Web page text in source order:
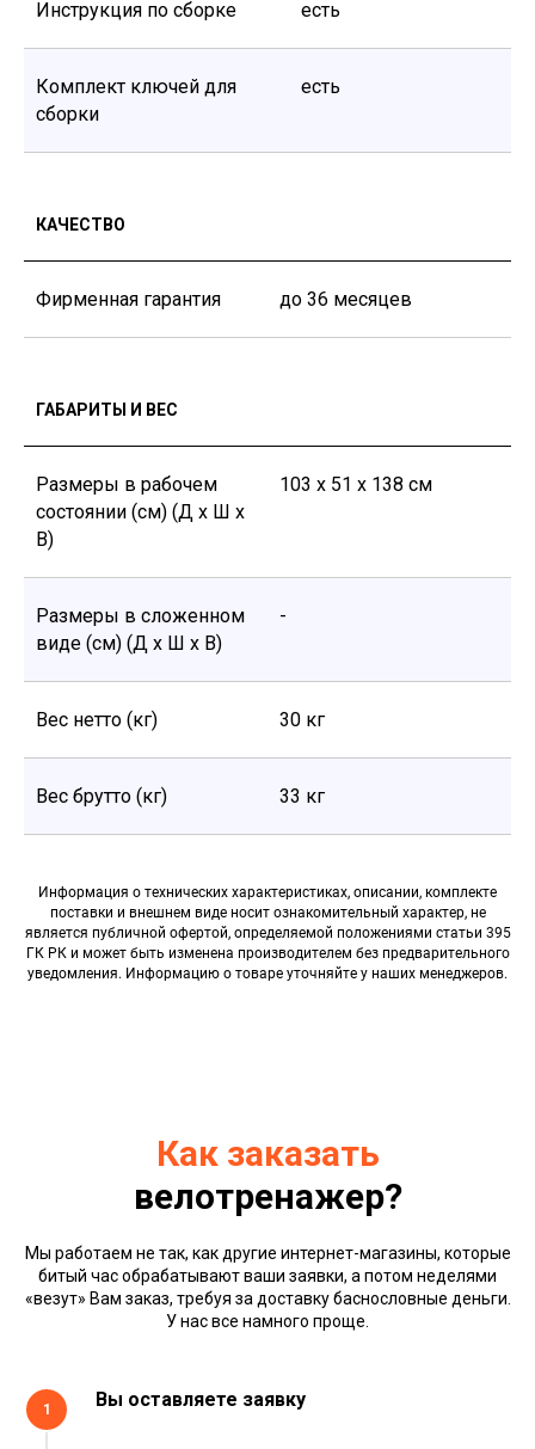
Инструкция по сборке есть
Комплект ключей для
сборки
есть
КАЧЕСТВО
Фирменная гарантия до 36 месяцев
ГАБАРИТЫ И ВЕС
Размеры в рабочем
состоянии (см) (Д х Ш х
В)
103 х 51 х 138 см
Размеры в сложенном
виде (см) (Д х Ш х В)
-
Вес нетто (кг) 30 кг
Вес брутто (кг) 33 кг
Информация о технических характеристиках, описании, комплекте
поставки и внешнем виде носит ознакомительный характер, не
является публичной офертой, определяемой положениями статьи 395
ГК РК и может быть изменена производителем без предварительного
уведомления. Информацию о товаре уточняйте у наших менеджеров.
Как заказать
велотренажер?
Мы работаем не так, как другие интернет-магазины, которые
битый час обрабатывают ваши заявки, а потом неделями
«везут» Вам заказ, требуя за доставку баснословные деньги.
У нас все намного проще.
1 Вы оставляете заявку
© 2011-2026 GENAU ТОО «Sortex Techno». Все права защищены.